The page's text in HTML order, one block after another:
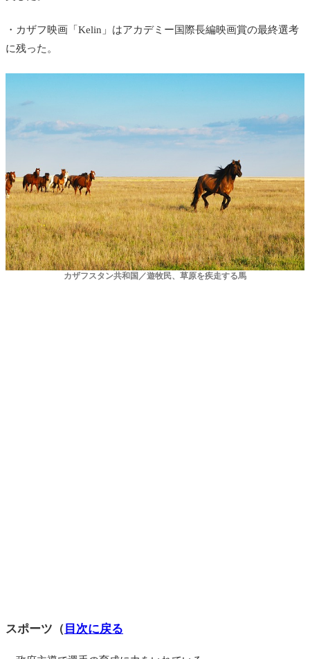
・カザフ映画「 Kelin 」はアカデミー国際長編映画賞の最終選考
に残った。
カザフスタン共和国／遊牧民、草原を疾走する馬
スポーツ（ 目次に戻る